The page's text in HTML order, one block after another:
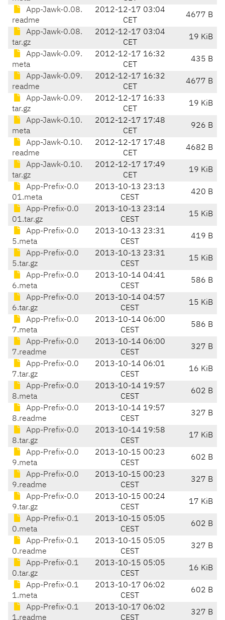
App-Jawk-0.08.
readme
2012-12-17 03:04
CET
4677 B
App-Jawk-0.08.
tar.gz
2012-12-17 03:04
CET
19 KiB
App-Jawk-0.09.
meta
2012-12-17 16:32
CET
435 B
App-Jawk-0.09.
readme
2012-12-17 16:32
CET
4677 B
App-Jawk-0.09.
tar.gz
2012-12-17 16:33
CET
19 KiB
App-Jawk-0.10.
meta
2012-12-17 17:48
CET
926 B
App-Jawk-0.10.
readme
2012-12-17 17:48
CET
4682 B
App-Jawk-0.10.
tar.gz
2012-12-17 17:49
CET
19 KiB
App-Prefix-0.0
01.meta
2013-10-13 23:13
CEST
420 B
App-Prefix-0.0
01.tar.gz
2013-10-13 23:14
CEST
15 KiB
App-Prefix-0.0
5.meta
2013-10-13 23:31
CEST
419 B
App-Prefix-0.0
5.tar.gz
2013-10-13 23:31
CEST
15 KiB
App-Prefix-0.0
6.meta
2013-10-14 04:41
CEST
586 B
App-Prefix-0.0
6.tar.gz
2013-10-14 04:57
CEST
15 KiB
App-Prefix-0.0
7.meta
2013-10-14 06:00
CEST
586 B
App-Prefix-0.0
7.readme
2013-10-14 06:00
CEST
327 B
App-Prefix-0.0
7.tar.gz
2013-10-14 06:01
CEST
16 KiB
App-Prefix-0.0
8.meta
2013-10-14 19:57
CEST
602 B
App-Prefix-0.0
8.readme
2013-10-14 19:57
CEST
327 B
App-Prefix-0.0
8.tar.gz
2013-10-14 19:58
CEST
17 KiB
App-Prefix-0.0
9.meta
2013-10-15 00:23
CEST
602 B
App-Prefix-0.0
9.readme
2013-10-15 00:23
CEST
327 B
App-Prefix-0.0
9.tar.gz
2013-10-15 00:24
CEST
17 KiB
App-Prefix-0.1
0.meta
2013-10-15 05:05
CEST
602 B
App-Prefix-0.1
0.readme
2013-10-15 05:05
CEST
327 B
App-Prefix-0.1
0.tar.gz
2013-10-15 05:05
CEST
16 KiB
App-Prefix-0.1
1.meta
2013-10-17 06:02
CEST
602 B
App-Prefix-0.1
1.readme
2013-10-17 06:02
CEST
327 B